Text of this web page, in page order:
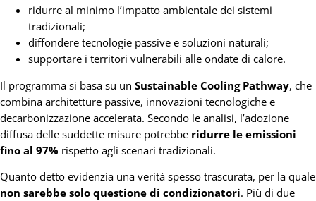
ridurre al minimo l’impatto ambientale dei sistemi
tradizionali;
diffondere tecnologie passive e soluzioni naturali;
supportare i territori vulnerabili alle ondate di calore.
Il programma si basa su un Sustainable Cooling Pathway, che
combina architetture passive, innovazioni tecnologiche e
decarbonizzazione accelerata. Secondo le analisi, l’adozione
diffusa delle suddette misure potrebbe ridurre le emissioni
fino al 97% rispetto agli scenari tradizionali.
Quanto detto evidenzia una verità spesso trascurata, per la quale
non sarebbe solo questione di condizionatori. Più di due